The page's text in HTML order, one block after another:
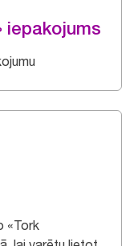
iepakojums
«Tork